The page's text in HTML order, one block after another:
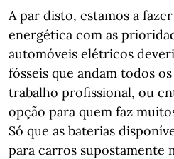
A par disto, estamos a
energética com as
automóveis elétricos
fósseis que andam todos
trabalho profissional, ou
opção para quem faz
Só que as baterias
para carros supostamente